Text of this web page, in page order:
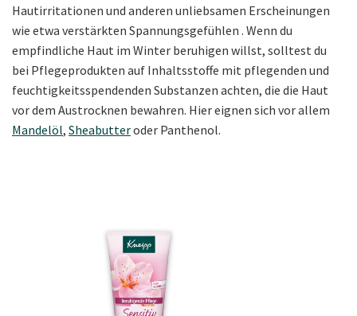
Hautirritationen und anderen unliebsamen Erscheinungen
wie etwa verstärkten Spannungsgefühlen . Wenn du
empfindliche Haut im Winter beruhigen willst, solltest du
bei Pflegeprodukten auf Inhaltsstoffe mit pflegenden und
feuchtigkeitsspendenden Substanzen achten, die die Haut
vor dem Austrocknen bewahren. Hier eignen sich vor allem
Mandelöl, Sheabutteroder Panthenol.